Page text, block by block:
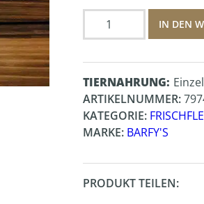
Hähnchenhals
Menge
IN DEN
TIERNAHRUNG
ARTIKELNUMMER:
KATEGORIE:
MARKE: BARFY'S
PRODUKT TEILEN: